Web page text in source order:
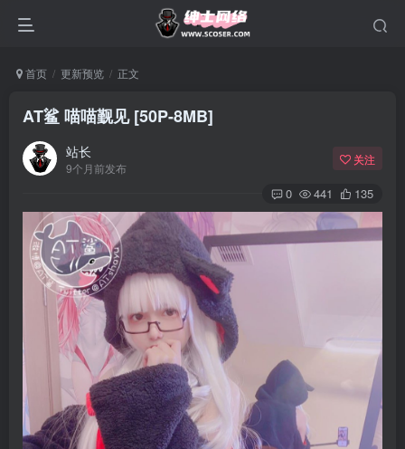
首页 更新预览 正文
AT鲨 喵喵觐见 [50P-8MB]
站长
9个月前发布
关注
0 441 135